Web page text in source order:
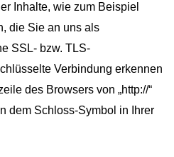
Inhalte, wie zum Beispiel
die Sie an uns als
SSL- bzw. TLS-
Verbindung erkennen
des Browsers von „http://“
dem Schloss-Symbol in Ihrer